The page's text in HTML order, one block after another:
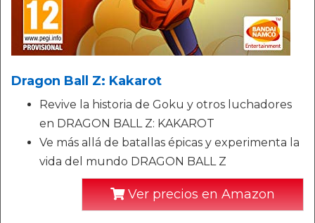
Dragon Ball Z: Kakarot
Revive la historia de Goku y otros luchadores
en DRAGON BALL Z: KAKAROT
Ve más allá de batallas épicas y experimenta la
vida del mundo DRAGON BALL Z
Ver precios en Amazon